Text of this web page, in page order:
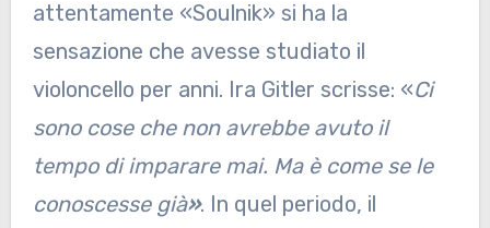
attentamente «Soulnik» si ha la
sensazione che avesse studiato il
violoncello per anni. Ira Gitler scrisse: «Ci
sono cose che non avrebbe avuto il
tempo di imparare mai. Ma è come se le
conoscesse già». In quel periodo, il